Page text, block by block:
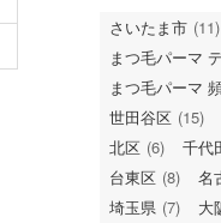
さいたま市 (11)
まつ毛パーマ
まつ毛パーマ
世田谷区 (15)
北区 (6) 千代
台東区 (8) 名
埼玉県 (7) 大